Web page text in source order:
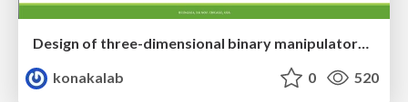
Design of three-dimensional binary manipulators for pick-and-place task avoiding obstacles (IECON2024)
konakalab
0 520